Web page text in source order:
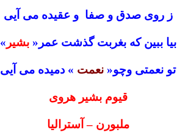
ز روی صدق و صفا و عقیده می آیی
بیا ببین که بغربت گذشت عمر«بشیر »
تو نعمتی وچو« نعمت » دمیده می آیی
قیوم بشیر هروی
ملبورن – آسترالیا